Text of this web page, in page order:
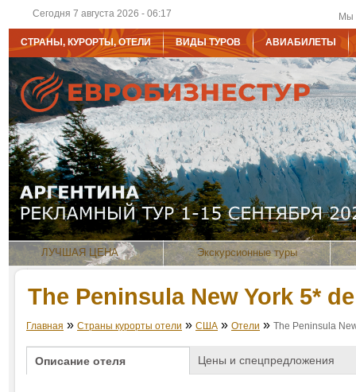
Сегодня 7 августа 2026 - 06:17 Мы
СТРАНЫ, КУРОРТЫ, ОТЕЛИ ВИДЫ ТУРОВ АВИАБИЛЕТЫ
ЛУЧШАЯ ЦЕНА Экскурсионные туры
The Peninsula New York 5*
Главная » Страны курорты отели » США » Отели » The Peninsula
Описание отеля Цены и спецпредложения